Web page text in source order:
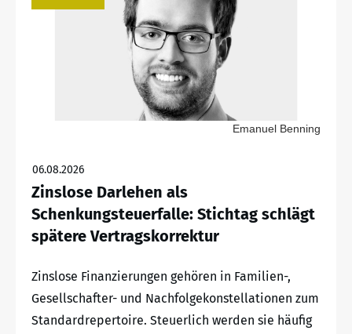
Emanuel Benning
06.08.2026
Zinslose Darlehen als
Schenkungsteuerfalle: Stichtag schlägt
spätere Vertragskorrektur
Zinslose Finanzierungen gehören in Familien-,
Gesellschafter- und Nachfolgekonstellationen zum
Standardrepertoire. Steuerlich werden sie häufig